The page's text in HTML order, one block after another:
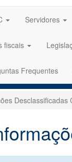
Servidores
fiscais
Frequentes
Desclassificadas